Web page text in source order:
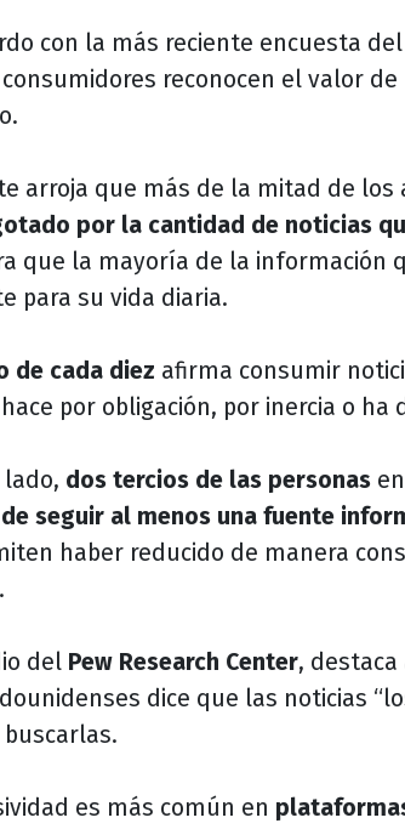
con la más reciente encuesta del
reconocen el valor
arroja que más de la mitad de los
por la cantidad de noticias
que la mayoría de la información
para su vida diaria.
de cada diez afirma consumir
por obligación, por inercia o ha
lado, dos tercios de las personas
seguir al menos una fuente
haber reducido de manera
del Pew Research Center,
dice que las noticias
es más común en